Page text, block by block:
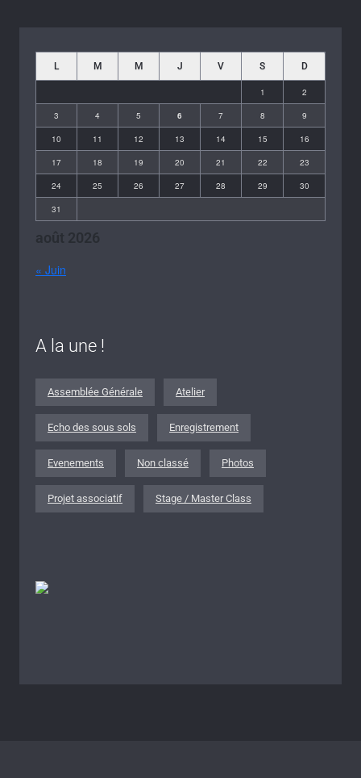
août 2026
L M M J V S D
1 2
3 4 5 6 7 8 9
10 11 12 13 14 15 16
17 18 19 20 21 22 23
24 25 26 27 28 29 30
31
« Juin
A la une !
Assemblée Générale Atelier
Echo des sous sols Enregistrement
Evenements Non classé Photos
Projet associatif Stage / Master Class